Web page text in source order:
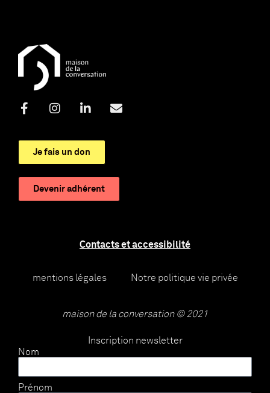
Je fais un don
Devenir adhérent
Contacts et accessibilité
mentions légales Notre politique vie privée
maison de la conversation © 2021
Inscription newsletter
Nom
Prénom